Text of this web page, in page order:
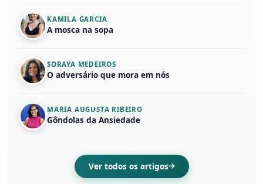
KAMILA GARCIA
A mosca na sopa
SORAYA MEDEIROS
O adversário que mora em nós
MARIA AUGUSTA RIBEIRO
Gôndolas da Ansiedade
Ver todos os artigos